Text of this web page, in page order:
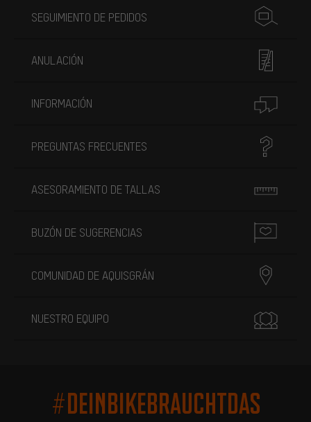
SEGUIMIENTO DE PEDIDOS
ANULACIÓN
INFORMACIÓN
PREGUNTAS FRECUENTES
ASESORAMIENTO DE TALLAS
BUZÓN DE SUGERENCIAS
COMUNIDAD DE AQUISGRÁN
NUESTRO EQUIPO
#DEINBIKEBRAUCHTDAS